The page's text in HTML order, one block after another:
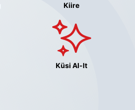
Kiire
Küsi AI-lt